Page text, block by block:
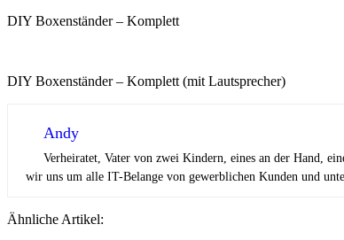
DIY Boxenständer – Komplett
DIY Boxenständer – Komplett (mit Lautsprecher)
Andy
Verheiratet, Vater von zwei Kindern, eines an der Hand,
wir uns um alle IT-Belange von gewerblichen Kunden und
Ähnliche Artikel: